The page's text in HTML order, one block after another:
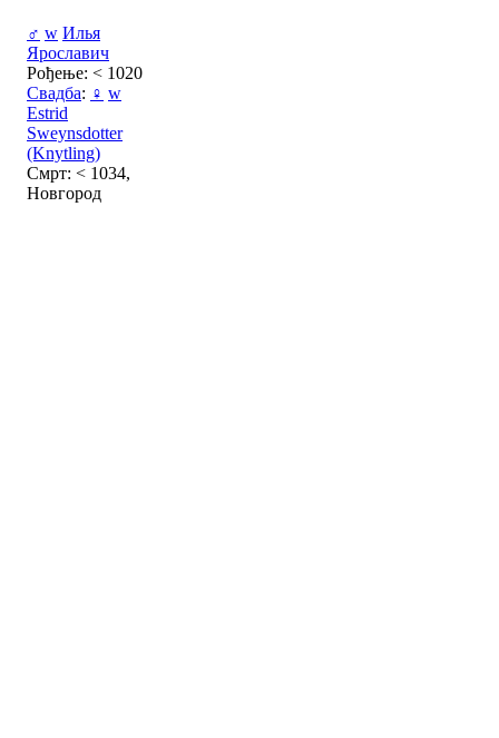
♂ w Илья
Ярославич
Рођење: < 1020
Свадба: ♀ w
Estrid
Sweynsdotter
(Knytling)
Смрт: < 1034,
Новгород